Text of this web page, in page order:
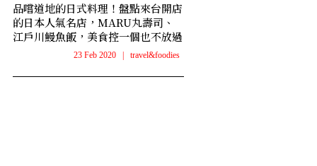
品嚐道地的日式料理！盤點來台開店
的日本人氣名店，MARU丸壽司、
江戶川鰻魚飯，美食控一個也不放過
23 Feb 2020 travel&foodies